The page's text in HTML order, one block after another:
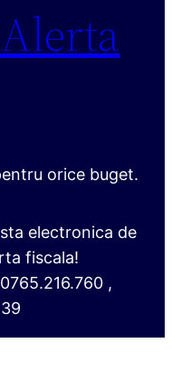
orice buget.
electronica de
fiscala!
,